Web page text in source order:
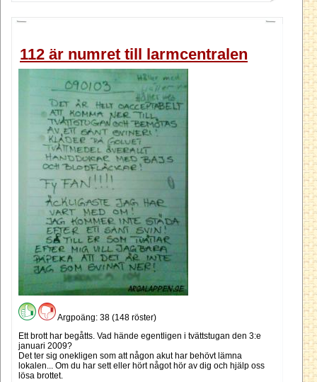
112 är numret till larmcentralen
Argpoäng: 38 (148 röster)
Ett brott har begåtts. Vad hände egentligen i tvättstugan den 3:e
januari 2009?
Det ter sig onekligen som att någon akut har behövt lämna
lokalen... Om du har sett eller hört något hör av dig och hjälp oss
lösa brottet.